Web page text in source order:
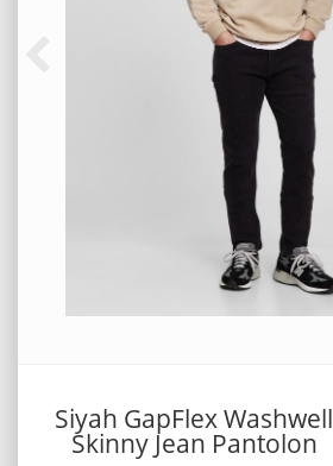
Siyah GapFlex Washwell
Skinny Jean Pantolon